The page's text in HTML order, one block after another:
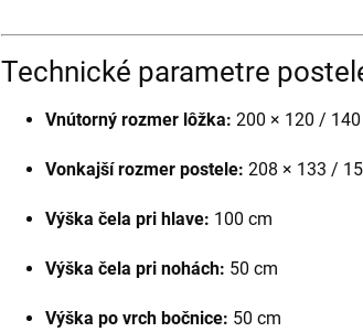
Technické parametre
Vnútorný rozmer lôžka: 200 × 120 /
Vonkajší rozmer postele: 208 × 133 /
Výška čela pri hlave: 100 cm
Výška čela pri nohách: 50 cm
Výška po vrch bočnice: 50 cm